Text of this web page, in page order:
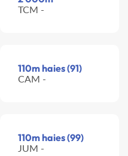
TCM -
110m haies (91)
CAM -
110m haies (99)
JUM -